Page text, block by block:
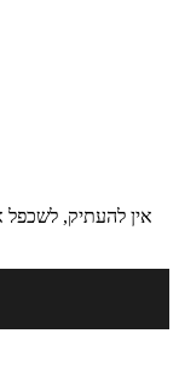
אין להעתיק,